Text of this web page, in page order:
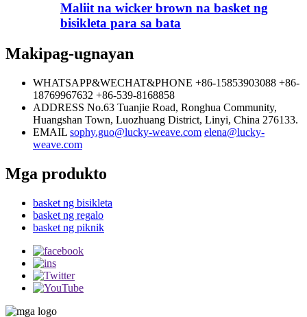
Maliit na wicker brown na basket ng
bisikleta para sa bata
Makipag-ugnayan
WHATSAPP&WECHAT&PHONE +86-15853903088 +86-
18769967632 +86-539-8168858
ADDRESS No.63 Tuanjie Road, Ronghua Community,
Huangshan Town, Luozhuang District, Linyi, China 276133.
EMAIL sophy.guo@lucky-weave.com elena@lucky-
weave.com
Mga produkto
basket ng bisikleta
basket ng regalo
basket ng piknik